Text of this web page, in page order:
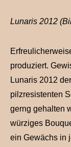
Lunaris 2012
produziert.
Lunaris 2012
pilzresistenten
gerng gehalten
würziges
ein Gewächs in